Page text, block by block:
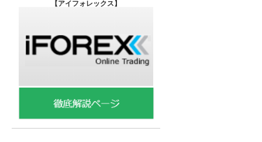
【アイフォレックス】